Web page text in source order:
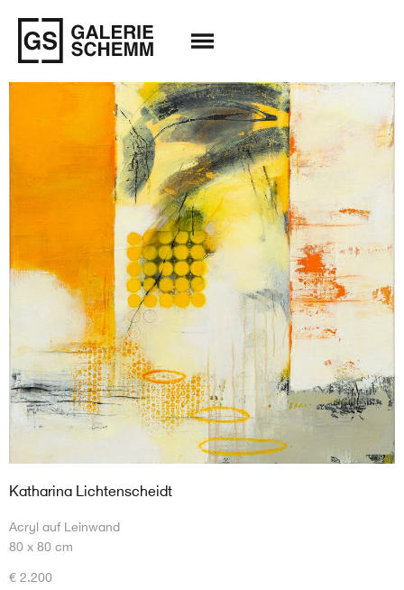
Katharina Lichtenscheidt
Acryl auf Leinwand
80 x 80 cm
€ 2.200